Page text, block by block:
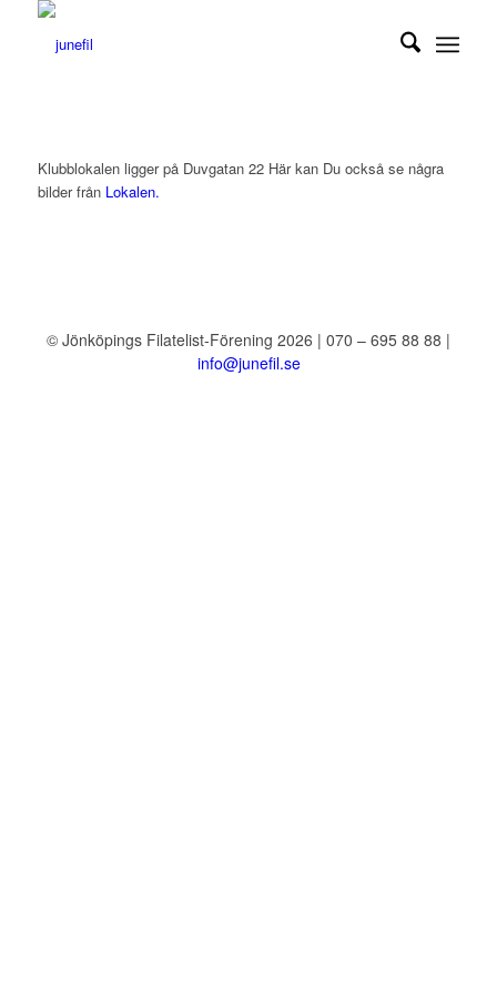
Klubblokalen ligger på Duvgatan 22 Här kan Du också se några
bilder från Lokalen.
© Jönköpings Filatelist-Förening 2026 | 070 – 695 88 88 |
info@junefil.se